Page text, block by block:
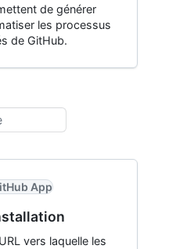
de générer
les processus
de GitHub.
App
vers laquelle les